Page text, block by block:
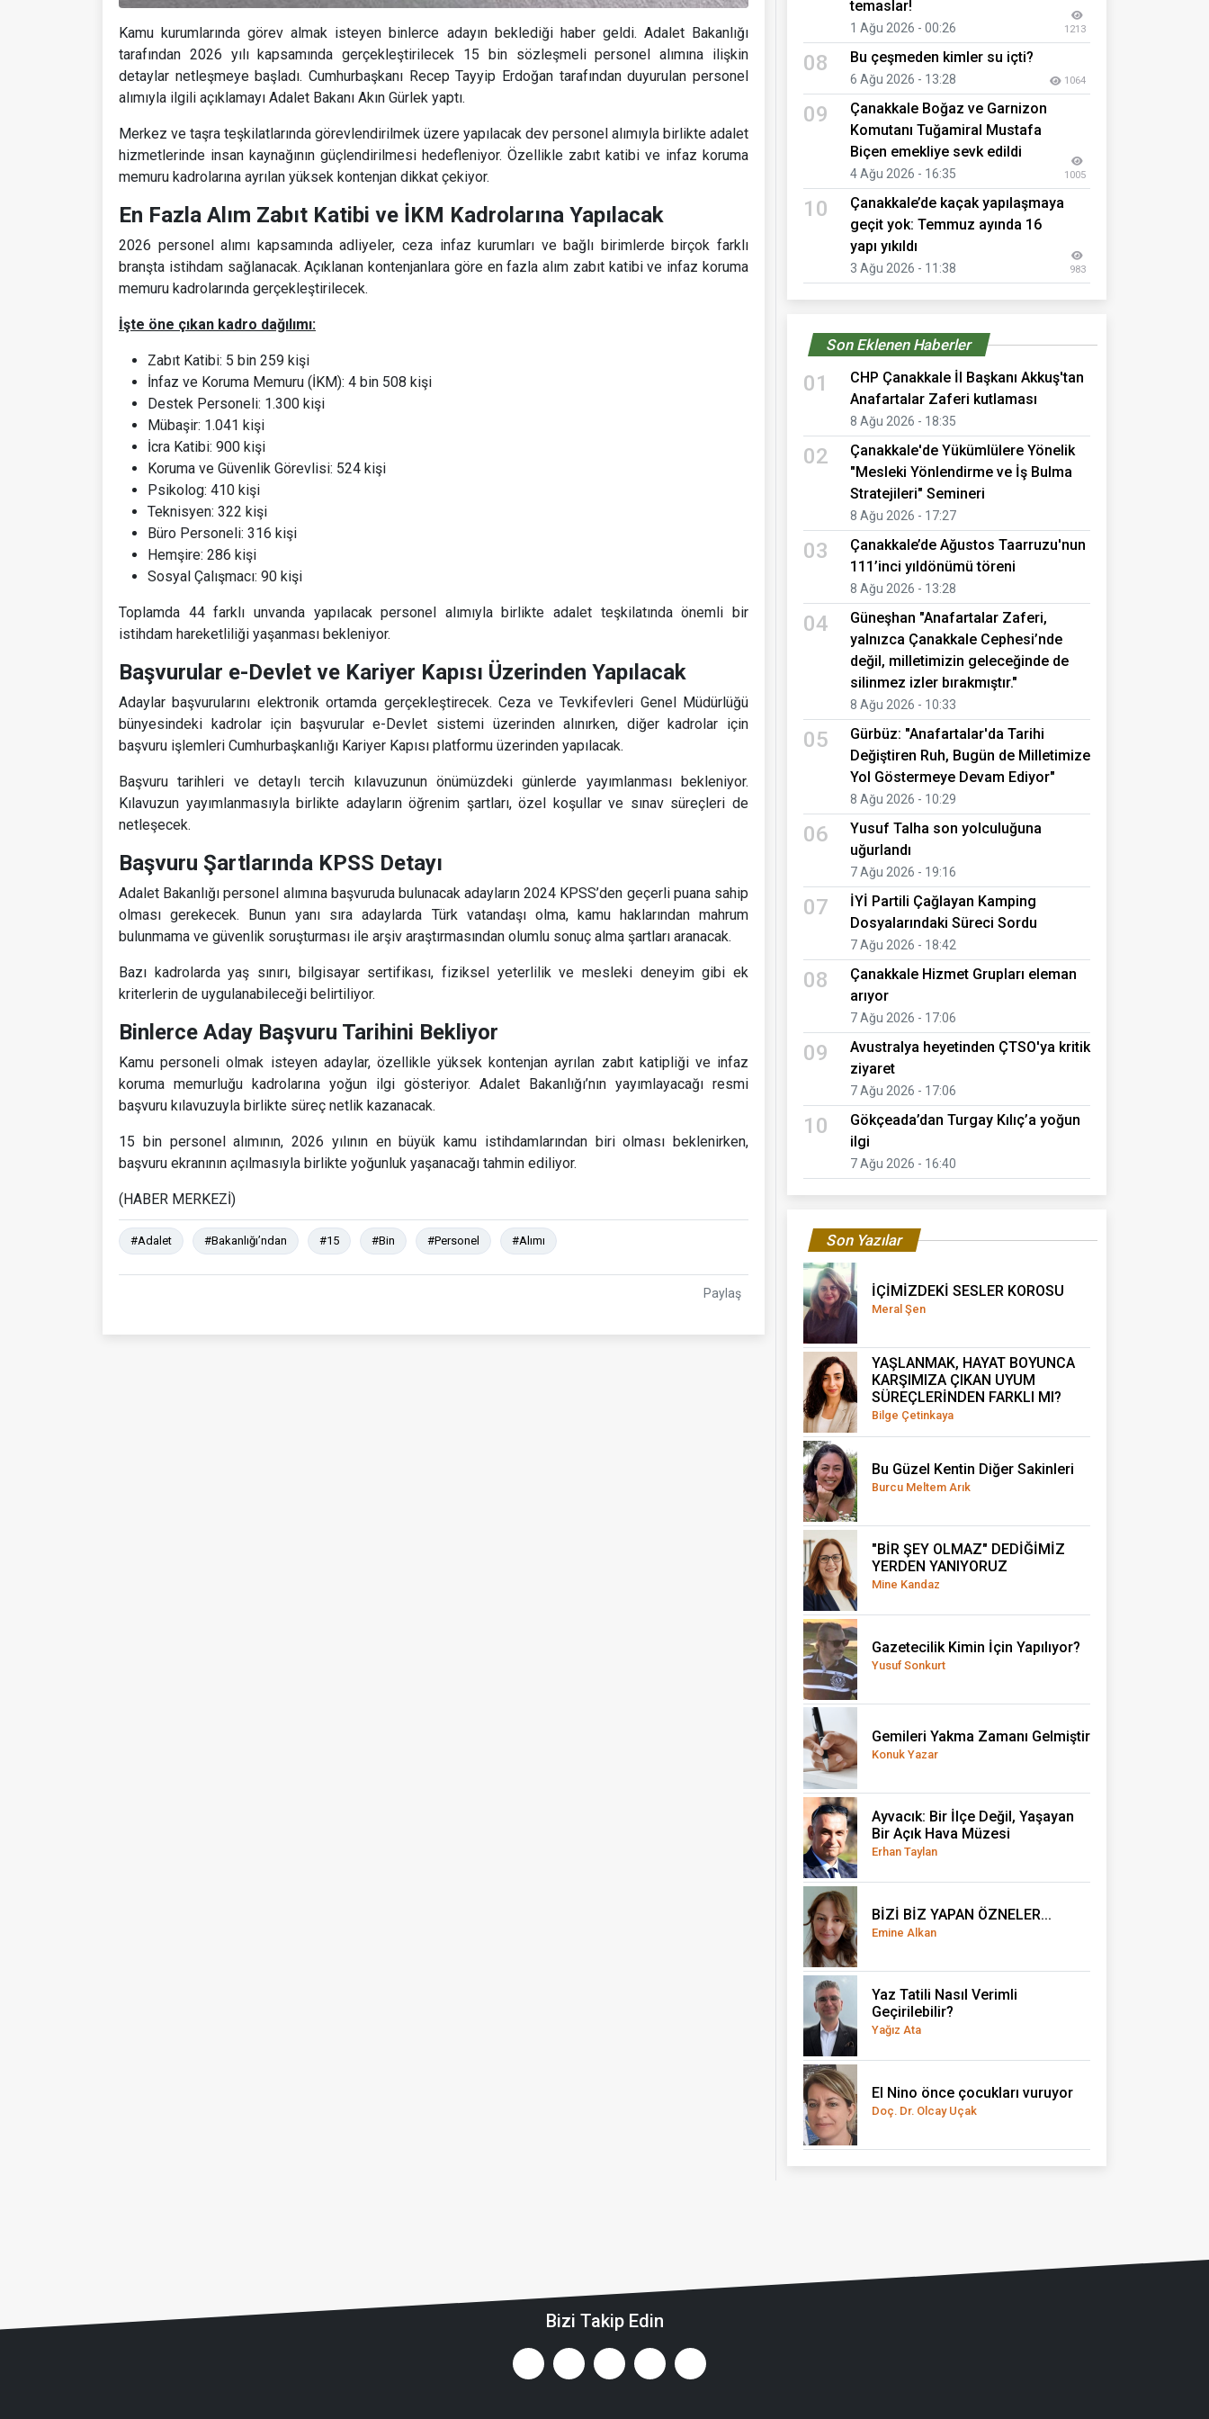
Kamu kurumlarında görev almak isteyen binlerce adayın beklediği haber geldi. Adalet Bakanlığı
tarafından 2026 yılı kapsamında gerçekleştirilecek 15 bin sözleşmeli personel alımına ilişkin
detaylar netleşmeye başladı. Cumhurbaşkanı Recep Tayyip Erdoğan tarafından duyurulan personel
alımıyla ilgili açıklamayı Adalet Bakanı Akın Gürlek yaptı.
Merkez ve taşra teşkilatlarında görevlendirilmek üzere yapılacak dev personel alımıyla birlikte adalet
hizmetlerinde insan kaynağının güçlendirilmesi hedefleniyor. Özellikle zabıt katibi ve infaz koruma
memuru kadrolarına ayrılan yüksek kontenjan dikkat çekiyor.
En Fazla Alım Zabıt Katibi ve İKM Kadrolarına Yapılacak
2026 personel alımı kapsamında adliyeler, ceza infaz kurumları ve bağlı birimlerde birçok farklı
branşta istihdam sağlanacak. Açıklanan kontenjanlara göre en fazla alım zabıt katibi ve infaz koruma
memuru kadrolarında gerçekleştirilecek.
İşte öne çıkan kadro dağılımı:
Zabıt Katibi: 5 bin 259 kişi
İnfaz ve Koruma Memuru (İKM): 4 bin 508 kişi
Destek Personeli: 1.300 kişi
Mübaşir: 1.041 kişi
İcra Katibi: 900 kişi
Koruma ve Güvenlik Görevlisi: 524 kişi
Psikolog: 410 kişi
Teknisyen: 322 kişi
Büro Personeli: 316 kişi
Hemşire: 286 kişi
Sosyal Çalışmacı: 90 kişi
Toplamda 44 farklı unvanda yapılacak personel alımıyla birlikte adalet teşkilatında önemli bir
istihdam hareketliliği yaşanması bekleniyor.
Başvurular e-Devlet ve Kariyer Kapısı Üzerinden Yapılacak
Adaylar başvurularını elektronik ortamda gerçekleştirecek. Ceza ve Tevkifevleri Genel Müdürlüğü
bünyesindeki kadrolar için başvurular e-Devlet sistemi üzerinden alınırken, diğer kadrolar için
başvuru işlemleri Cumhurbaşkanlığı Kariyer Kapısı platformu üzerinden yapılacak.
Başvuru tarihleri ve detaylı tercih kılavuzunun önümüzdeki günlerde yayımlanması bekleniyor.
Kılavuzun yayımlanmasıyla birlikte adayların öğrenim şartları, özel koşullar ve sınav süreçleri de
netleşecek.
Başvuru Şartlarında KPSS Detayı
Adalet Bakanlığı personel alımına başvuruda bulunacak adayların 2024 KPSS’den geçerli puana sahip
olması gerekecek. Bunun yanı sıra adaylarda Türk vatandaşı olma, kamu haklarından mahrum
bulunmama ve güvenlik soruşturması ile arşiv araştırmasından olumlu sonuç alma şartları aranacak.
Bazı kadrolarda yaş sınırı, bilgisayar sertifikası, fiziksel yeterlilik ve mesleki deneyim gibi ek
kriterlerin de uygulanabileceği belirtiliyor.
Binlerce Aday Başvuru Tarihini Bekliyor
Kamu personeli olmak isteyen adaylar, özellikle yüksek kontenjan ayrılan zabıt katipliği ve infaz
koruma memurluğu kadrolarına yoğun ilgi gösteriyor. Adalet Bakanlığı’nın yayımlayacağı resmi
başvuru kılavuzuyla birlikte süreç netlik kazanacak.
15 bin personel alımının, 2026 yılının en büyük kamu istihdamlarından biri olması beklenirken,
başvuru ekranının açılmasıyla birlikte yoğunluk yaşanacağı tahmin ediliyor.
(HABER MERKEZİ)
#Adalet #Bakanlığı’ndan #15 #Bin #Personel #Alımı
Paylaş
temaslar!
1 Ağu 2026 - 00:26 1213
08 Bu çeşmeden kimler su içti?
6 Ağu 2026 - 13:28 1064
09
Çanakkale Boğaz ve Garnizon
Komutanı Tuğamiral Mustafa
Biçen emekliye sevk edildi
4 Ağu 2026 - 16:35 1005
10
Çanakkale’de kaçak yapılaşmaya
geçit yok: Temmuz ayında 16
yapı yıkıldı
3 Ağu 2026 - 11:38 983
Son Eklenen Haberler
01
CHP Çanakkale İl Başkanı Akkuş'tan
Anafartalar Zaferi kutlaması
8 Ağu 2026 - 18:35
02
Çanakkale'de Yükümlülere Yönelik
"Mesleki Yönlendirme ve İş Bulma
Stratejileri" Semineri
8 Ağu 2026 - 17:27
03
Çanakkale’de Ağustos Taarruzu'nun
111’inci yıldönümü töreni
8 Ağu 2026 - 13:28
04
Güneşhan "Anafartalar Zaferi,
yalnızca Çanakkale Cephesi’nde
değil, milletimizin geleceğinde de
silinmez izler bırakmıştır."
8 Ağu 2026 - 10:33
05
Gürbüz: "Anafartalar'da Tarihi
Değiştiren Ruh, Bugün de Milletimize
Yol Göstermeye Devam Ediyor"
8 Ağu 2026 - 10:29
06
Yusuf Talha son yolculuğuna
uğurlandı
7 Ağu 2026 - 19:16
07
İYİ Partili Çağlayan Kamping
Dosyalarındaki Süreci Sordu
7 Ağu 2026 - 18:42
08
Çanakkale Hizmet Grupları eleman
arıyor
7 Ağu 2026 - 17:06
09
Avustralya heyetinden ÇTSO'ya kritik
ziyaret
7 Ağu 2026 - 17:06
10
Gökçeada’dan Turgay Kılıç’a yoğun
ilgi
7 Ağu 2026 - 16:40
Son Yazılar
İÇİMİZDEKİ SESLER KOROSU
Meral Şen
YAŞLANMAK, HAYAT BOYUNCA
KARŞIMIZA ÇIKAN UYUM
SÜREÇLERİNDEN FARKLI MI?
Bilge Çetinkaya
Bu Güzel Kentin Diğer Sakinleri
Burcu Meltem Arık
"BİR ŞEY OLMAZ" DEDİĞİMİZ
YERDEN YANIYORUZ
Mine Kandaz
Gazetecilik Kimin İçin Yapılıyor?
Yusuf Sonkurt
Gemileri Yakma Zamanı Gelmiştir
Konuk Yazar
Ayvacık: Bir İlçe Değil, Yaşayan
Bir Açık Hava Müzesi
Erhan Taylan
BİZİ BİZ YAPAN ÖZNELER...
Emine Alkan
Yaz Tatili Nasıl Verimli
Geçirilebilir?
Yağız Ata
El Nino önce çocukları vuruyor
Doç. Dr. Olcay Uçak
Bizi Takip Edin